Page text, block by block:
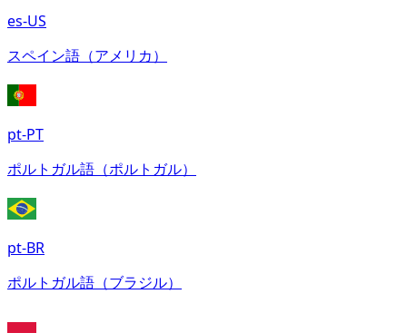
es-US
スペイン語（アメリカ）
pt-PT
ポルトガル語（ポルトガル）
pt-BR
ポルトガル語（ブラジル）